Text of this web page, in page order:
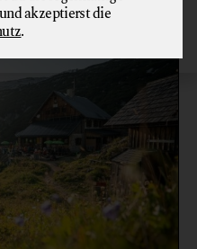
akzeptierst die
.